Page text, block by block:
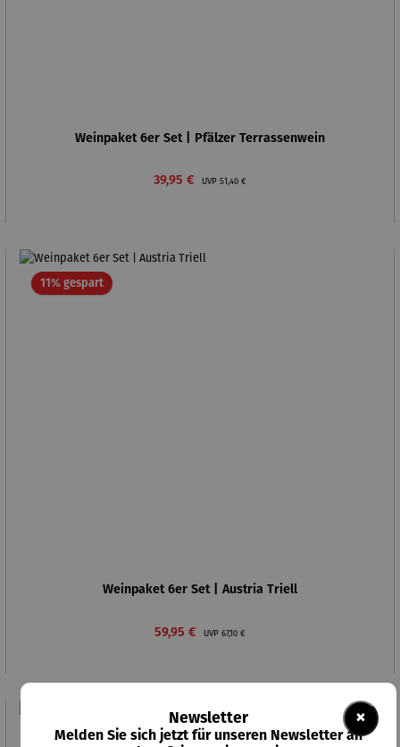
Weinpaket 6er Set | Pfälzer Terrassenwein
Verkaufspreis:
39,95 € UVP Regulärer Preis:
51,40 €
11% gespartRabatt
Weinpaket 6er Set | Austria Triell
Verkaufspreis:
59,95 € UVP Regulärer Preis:
67,10 €
11% gespartRabatt
×
Newsletter
Melden Sie sich jetzt für unseren Newsletter an